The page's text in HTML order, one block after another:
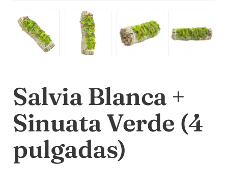
Salvia Blanca +
Sinuata Verde (4
pulgadas)